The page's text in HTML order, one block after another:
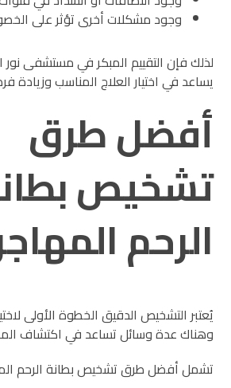
وجود مشكلات أخرى تؤثر على
لذلك فإن التقييم المبكر في مستشفى نور
يساعد في اختيار العلاج المناسب وزيادة
أفضل طرق
تشخيص
الرحم
يُعتبر التشخيص الدقيق الخطوة الأولى
وهناك عدة وسائل تساعد في اكتشاف
تشمل أفضل طرق تشخيص بطانة الرحم